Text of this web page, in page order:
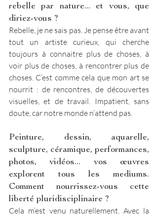
rebelle par nature... et vous, que
diriez-vous ?
Rebelle, je ne sais pas. Je pense être avant
tout un artiste curieux, qui cherche
toujours à connaitre plus de choses, à
voir plus de choses, à rencontrer plus de
choses. C’est comme cela que mon art se
nourrit : de rencontres, de découvertes
visuelles, et de travail. Impatient, sans
doute, car notre monde n’attend pas.
Peinture, dessin, aquarelle,
sculpture, céramique, performances,
photos, vidéos... vos œuvres
explorent tous les mediums.
Comment nourrissez-vous cette
liberté pluridisciplinaire ?
Cela m’est venu naturellement. Avec la